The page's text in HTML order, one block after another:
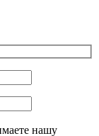
нашу